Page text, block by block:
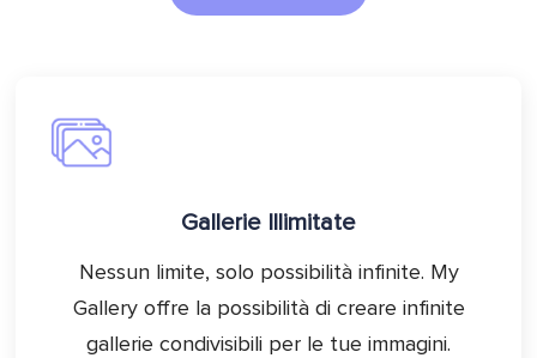
Gallerie Illimitate
Nessun limite, solo possibilità infinite. My
Gallery offre la possibilità di creare infinite
gallerie condivisibili per le tue immagini.